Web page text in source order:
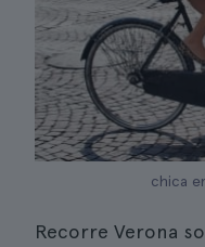
chica
Recorre Verona